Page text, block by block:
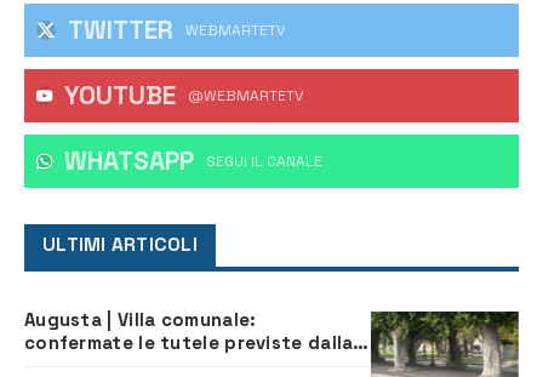
TWITTER WEBMARTETV
YOUTUBE @WEBMARTETV
WHATSAPP ‎SEGUI IL CANALE
ULTIMI ARTICOLI
Augusta | Villa comunale:
confermate le tutele previste dalla